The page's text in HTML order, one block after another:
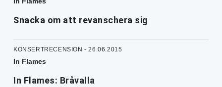
Snacka om att revanschera sig
KONSERTRECENSION - 26.06.2015
In Flames
In Flames: Bråvalla